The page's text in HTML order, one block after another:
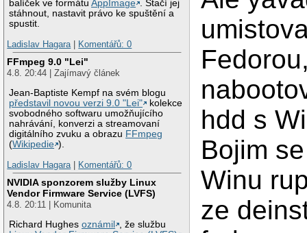
balíček ve formátuAppImage . Stačí jej
stáhnout, nastavit právo ke spuštění a
spustit.
Ladislav Hagara
Komentářů: 0
FFmpeg 9.0 "Lei"
4.8. 20:44 | Zajímavý článek
Jean-Baptiste Kempf na svém blogu
představil novou verzi 9.0 "Lei"
kolekce
svobodného softwaru umožňujícího
nahrávání, konverzi a streamovaní
digitálního zvuku a obrazu FFmpeg
(Wikipedie ).
Ladislav Hagara
Komentářů: 0
NVIDIA sponzorem služby Linux
Vendor Firmware Service (LVFS)
4.8. 20:11 | Komunita
Richard Hughesoznámil
, že službu
hdd s
Bojim
Winu
ze